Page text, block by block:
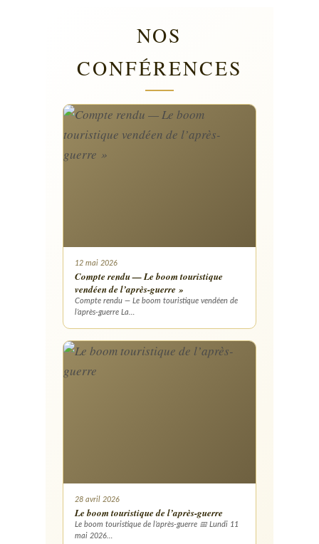
NOS
CONFÉRENCES
12 mai 2026
Compte rendu — Le boom touristique
vendéen de l’après-guerre »
Compte rendu — Le boom touristique vendéen de
l’après-guerre La…
28 avril 2026
Le boom touristique de l’après-guerre
Le boom touristique de l’après-guerre 📅 Lundi 11
mai 2026…